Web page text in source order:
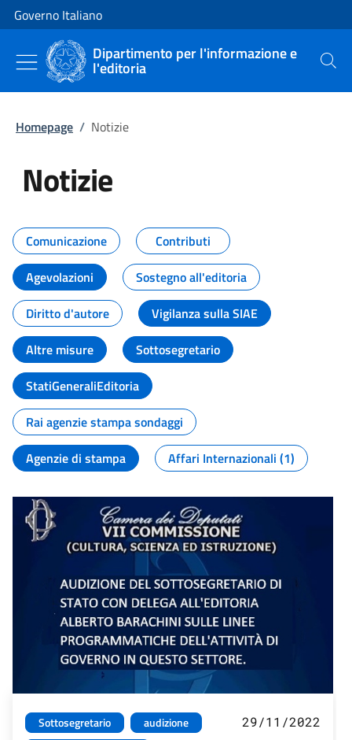
Vai al contenuto
Vai alla navigazione del sito
Governo Italiano
Dipartimento per l'informazione e
l'editoria Cerca
Homepage / Notizie
Notizie
Tutti i contenuti della pagina
Comunicazione
Contributi
Agevolazioni
Sostegno all'editoria
Diritto d'autore
Vigilanza sulla SIAE
Altre misure
Sottosegretario
StatiGeneraliEditoria
Rai agenzie stampa sondaggi
Agenzie di stampa
Affari Internazionali (1)
Sottosegretario
audizione
29/11/2022